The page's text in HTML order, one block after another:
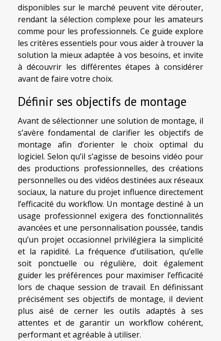
disponibles sur le marché peuvent vite dérouter,
rendant la sélection complexe pour les amateurs
comme pour les professionnels. Ce guide explore
les critères essentiels pour vous aider à trouver la
solution la mieux adaptée à vos besoins, et invite
à découvrir les différentes étapes à considérer
avant de faire votre choix.
Définir ses objectifs de montage
Avant de sélectionner une solution de montage, il
s’avère fondamental de clarifier les objectifs de
montage afin d’orienter le choix optimal du
logiciel. Selon qu’il s’agisse de besoins vidéo pour
des productions professionnelles, des créations
personnelles ou des vidéos destinées aux réseaux
sociaux, la nature du projet influence directement
l’efficacité du workflow. Un montage destiné à un
usage professionnel exigera des fonctionnalités
avancées et une personnalisation poussée, tandis
qu’un projet occasionnel privilégiera la simplicité
et la rapidité. La fréquence d’utilisation, qu’elle
soit ponctuelle ou régulière, doit également
guider les préférences pour maximiser l’efficacité
lors de chaque session de travail. En définissant
précisément ses objectifs de montage, il devient
plus aisé de cerner les outils adaptés à ses
attentes et de garantir un workflow cohérent,
performant et agréable à utiliser.